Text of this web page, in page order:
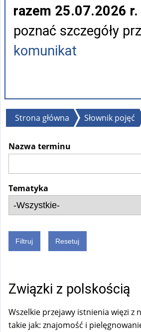
razem 25.07.2026 r.
poznać szczegóły
komunikat
Jesteś
Strona główna Słownik pojęć
Nazwa terminu
Tematyka
Związki z polskością
Wszelkie przejawy istnienia więzi z
takie jak: znajomość i